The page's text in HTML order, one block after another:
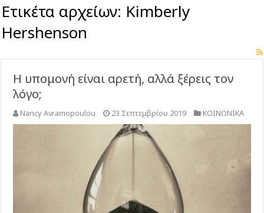
Ετικέτα αρχείων: Kimberly
Hershenson
Η υπομονή είναι αρετή, αλλά ξέρεις τον
λόγο;
Nancy Avramopoulou 23 Σεπτεμβρίου 2019 ΚΟΙΝΩΝΙΚΑ